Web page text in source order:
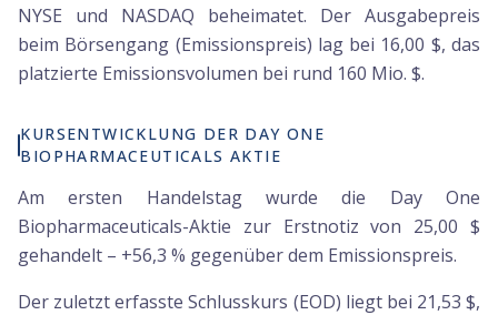
NYSE und NASDAQ beheimatet. Der Ausgabepreis
beim Börsengang (Emissionspreis) lag bei 16,00 $, das
platzierte Emissionsvolumen bei rund 160 Mio. $.
KURSENTWICKLUNG DER DAY ONE
BIOPHARMACEUTICALS AKTIE
Am ersten Handelstag wurde die Day One
Biopharmaceuticals-Aktie zur Erstnotiz von 25,00 $
gehandelt – +56,3 % gegenüber dem Emissionspreis.
Der zuletzt erfasste Schlusskurs (EOD) liegt bei 21,53 $,